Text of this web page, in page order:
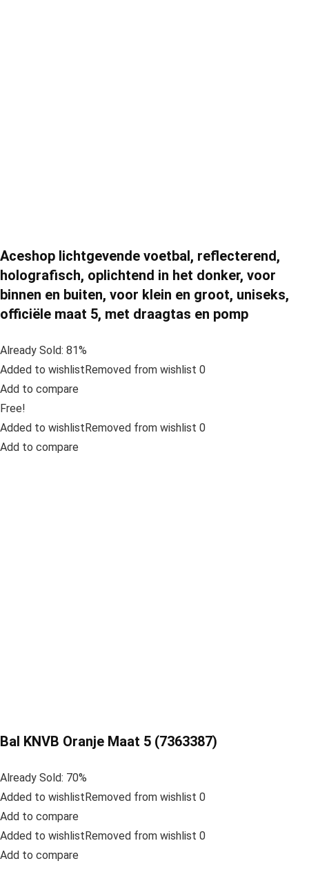
Aceshop lichtgevende voetbal, reflecterend,
holografisch, oplichtend in het donker, voor
binnen en buiten, voor klein en groot, uniseks,
officiële maat 5, met draagtas en pomp
Already Sold: 81%
Added to wishlistRemoved from wishlist 0
Add to compare
Free!
Added to wishlistRemoved from wishlist 0
Add to compare
Bal KNVB Oranje Maat 5 (7363387)
Already Sold: 70%
Added to wishlistRemoved from wishlist 0
Add to compare
Added to wishlistRemoved from wishlist 0
Add to compare